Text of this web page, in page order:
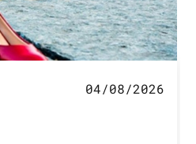
04/08/2026